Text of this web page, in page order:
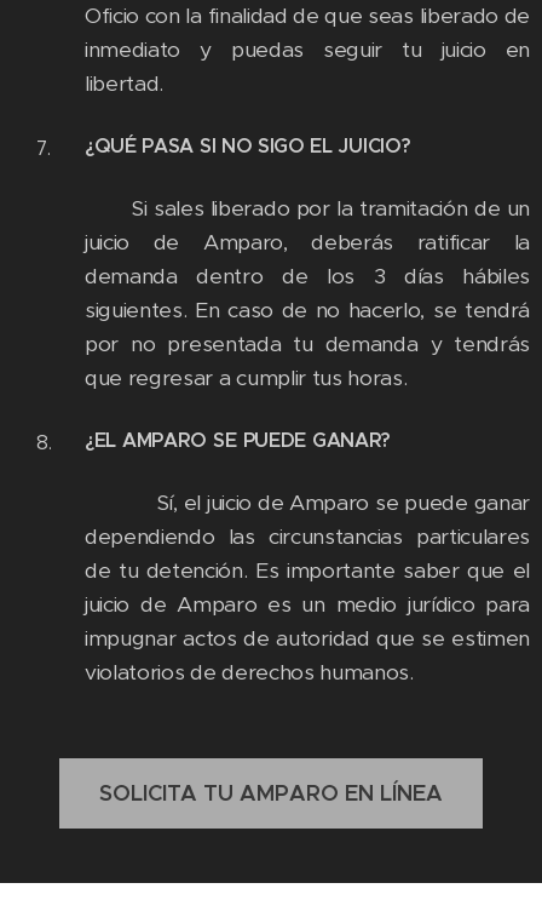
Oficio con la finalidad de que seas liberado de
inmediato y puedas seguir tu juicio en
libertad.
¿QUÉ PASA SI NO SIGO EL JUICIO?
Si sales liberado por la tramitación de un
juicio de Amparo, deberás ratificar la
demanda dentro de los 3 días hábiles
siguientes. En caso de no hacerlo, se tendrá
por no presentada tu demanda y tendrás
que regresar a cumplir tus horas.
¿EL AMPARO SE PUEDE GANAR?
Sí, el juicio de Amparo se puede ganar
dependiendo las circunstancias particulares
de tu detención. Es importante saber que el
juicio de Amparo es un medio jurídico para
impugnar actos de autoridad que se estimen
violatorios de derechos humanos.
SOLICITA TU AMPARO EN LÍNEA